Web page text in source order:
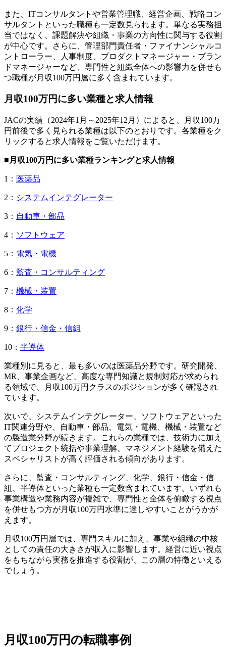
また、ITコンサルタントや営業管理職、経営企画、戦略コン
サルタントといった職種も一定数見られます。単なる実務担
当ではなく、課題解決や組織・事業の方向性に関与する役割
が中心です。さらに、管理部門責任者・ファイナンシャルコ
ントローラー、人事制度、プロダクトマネージャー・ブラン
ドマネージャーなど、専門性と組織全体への影響力を併せも
つ職種が月収100万円層に多く含まれています。
月収100万円に多い業種と求人情報
JACの実績（2024年1月～2025年12月）によると、月収100万
円前後で多く見られる業種は以下のとおりです。各業種をク
リックすると求人情報をご覧いただけます。
■月収100万円に多い業種ランキングと求人情報
1： 医薬品
2： システムインテグレーター
3： 自動車・部品
4： ソフトウェア
5： 電気・電機
6： 監査・コンサルティング
7： 機械・装置
8： 化学
9： 銀行・信金・信組
10： 半導体
業種別に見ると、最も多いのは医薬品分野です。研究開発、
MR、事業企画など、高度な専門知識と規制対応が求められ
る領域で、月収100万円クラスのポジションが多く確認され
ています。
次いで、システムインテグレーター、ソフトウェアといった
IT関連分野や、自動車・部品、電気・電機、機械・装置など
の製造業分野が続きます。これらの業種では、技術力に加え
てプロジェクト統括や事業理解、マネジメント経験を備えた
スペシャリストが高く評価される傾向があります。
さらに、監査・コンサルティング、化学、銀行・信金・信
組、半導体といった業種も一定数含まれています。いずれも
事業構造や業務内容が複雑で、専門性と全体を俯瞰する視点
を併せもつ方が月収100万円水準に達しやすいことがうかが
えます。
月収100万円層では、専門スキルに加え、事業や組織の中核
としての責任の大きさが収入に影響します。経営に近い視点
をもちながら実務を推進する役割が、この層の特徴といえる
でしょう。
月収100万円の転職事例